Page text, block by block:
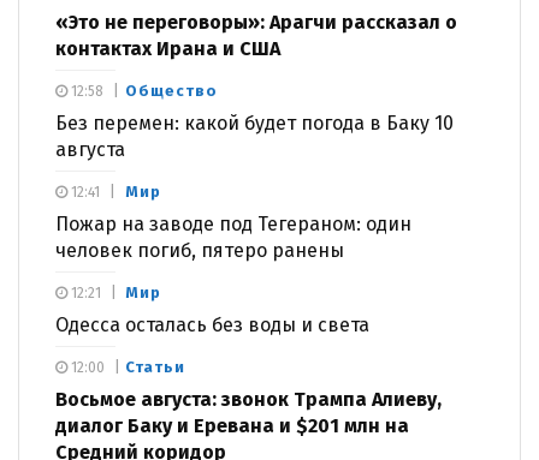
«Это не переговоры»: Арагчи рассказал о
контактах Ирана и США
Общество
Без перемен: какой будет погода в Баку 10
августа
12:58
Мир
Пожар на заводе под Тегераном: один
человек погиб, пятеро ранены
12:41
Мир
Одесса осталась без воды и света
12:21
Статьи
Восьмое августа: звонок Трампа Алиеву,
диалог Баку и Еревана и $201 млн на
Средний коридор
12:00